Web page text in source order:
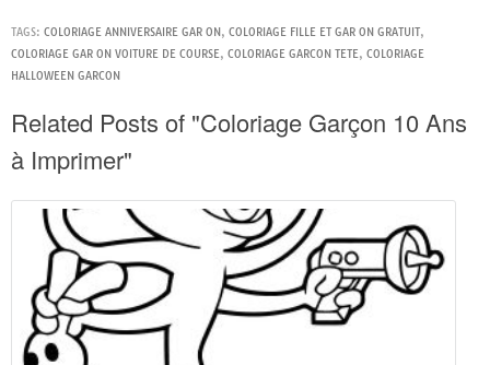
TAGS: COLORIAGE ANNIVERSAIRE GAR ON , COLORIAGE FILLE ET GAR ON GRATUIT,
COLORIAGE GAR ON VOITURE DE COURSE, COLORIAGE GARCON TETE, COLORIAGE
HALLOWEEN GARCON
Related Posts of "Coloriage Garçon 10 Ans
à Imprimer"